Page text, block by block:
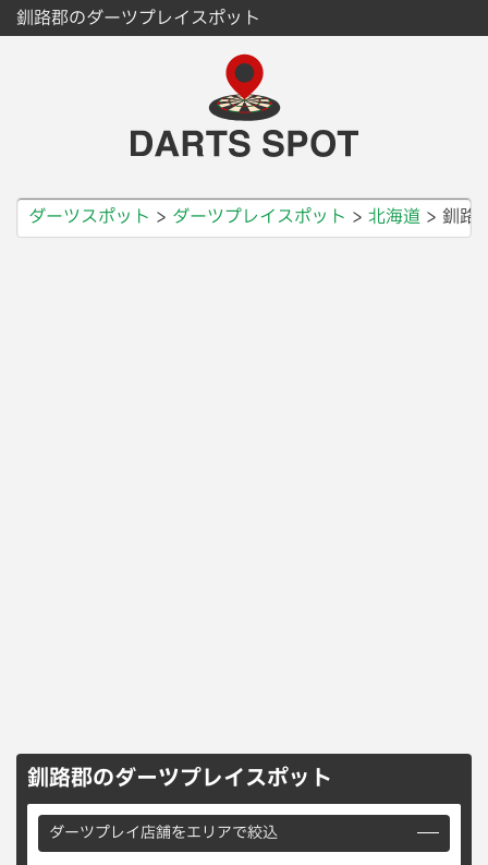
釧路郡のダーツプレイスポット
ダーツスポット ダーツプレイスポット 北海道 釧路
釧路郡のダーツプレイスポット
ダーツプレイ店舗をエリアで絞込